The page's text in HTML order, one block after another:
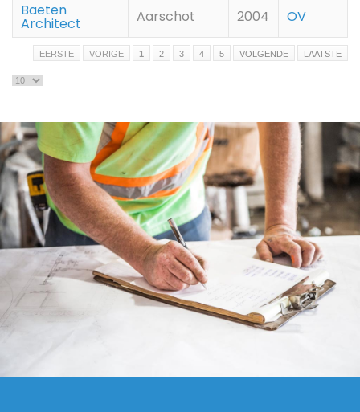
Baeten
Architect Aarschot 2004 OV
EERSTE VORIGE 1 2 3 4 5 VOLGENDE LAATSTE